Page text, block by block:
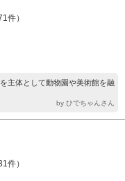
件）
主体として動物園や美術館を融
by ひでちゃんさん
件）